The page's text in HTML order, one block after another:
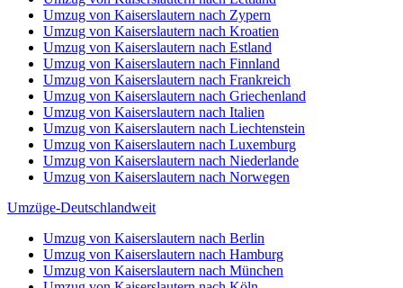
Umzug von Kaiserslautern nach Zypern
Umzug von Kaiserslautern nach Kroatien
Umzug von Kaiserslautern nach Estland
Umzug von Kaiserslautern nach Finnland
Umzug von Kaiserslautern nach Frankreich
Umzug von Kaiserslautern nach Griechenland
Umzug von Kaiserslautern nach Italien
Umzug von Kaiserslautern nach Liechtenstein
Umzug von Kaiserslautern nach Luxemburg
Umzug von Kaiserslautern nach Niederlande
Umzug von Kaiserslautern nach Norwegen
Umzüge-Deutschlandweit
Umzug von Kaiserslautern nach Berlin
Umzug von Kaiserslautern nach Hamburg
Umzug von Kaiserslautern nach München